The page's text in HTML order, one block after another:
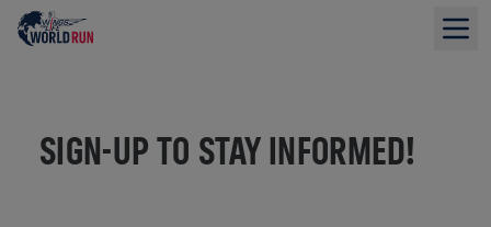
SIGN-UP TO STAY INFORMED!